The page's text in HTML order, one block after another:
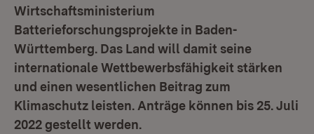
Wirtschaftsministerium
Batterieforschungsprojekte in Baden-
Württemberg. Das Land will damit seine
internationale Wettbewerbsfähigkeit stärken
und einen wesentlichen Beitrag zum
Klimaschutz leisten. Anträge können bis 25. Juli
2022 gestellt werden.